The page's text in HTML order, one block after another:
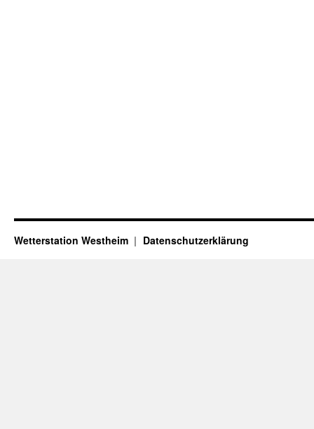
Wetterstation Westheim Datenschutzerklärung